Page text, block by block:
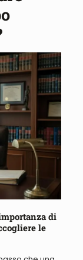
di
le